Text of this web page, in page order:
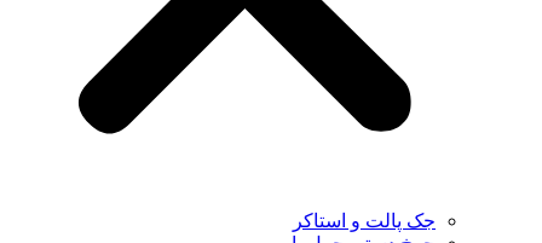
جک پالت و استاکر